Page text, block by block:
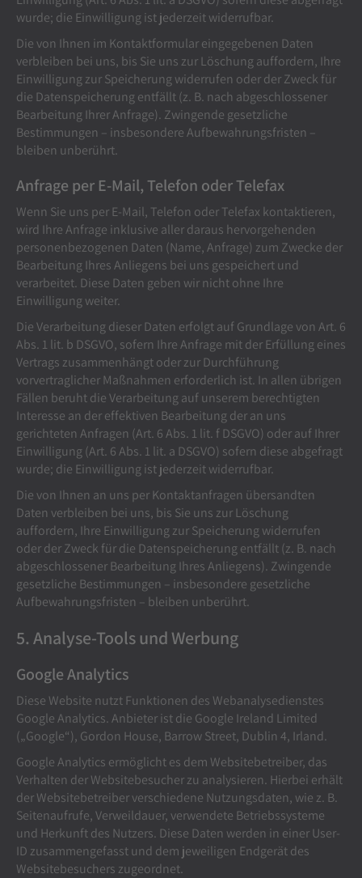
wurde; die Einwilligung ist jederzeit widerrufbar.
Die von Ihnen im Kontaktformular eingegebenen Daten
verbleiben bei uns, bis Sie uns zur Löschung auffordern, Ihre
Einwilligung zur Speicherung widerrufen oder der Zweck für
die Datenspeicherung entfällt (z. B. nach abgeschlossener
Bearbeitung Ihrer Anfrage). Zwingende gesetzliche
Bestimmungen – insbesondere Aufbewahrungsfristen –
bleiben unberührt.
Anfrage per E-Mail, Telefon oder Telefax
Wenn Sie uns per E-Mail, Telefon oder Telefax kontaktieren,
wird Ihre Anfrage inklusive aller daraus hervorgehenden
personenbezogenen Daten (Name, Anfrage) zum Zwecke der
Bearbeitung Ihres Anliegens bei uns gespeichert und
verarbeitet. Diese Daten geben wir nicht ohne Ihre
Einwilligung weiter.
Die Verarbeitung dieser Daten erfolgt auf Grundlage von Art. 6
Abs. 1 lit. b DSGVO, sofern Ihre Anfrage mit der Erfüllung eines
Vertrags zusammenhängt oder zur Durchführung
vorvertraglicher Maßnahmen erforderlich ist. In allen übrigen
Fällen beruht die Verarbeitung auf unserem berechtigten
Interesse an der effektiven Bearbeitung der an uns
gerichteten Anfragen (Art. 6 Abs. 1 lit. f DSGVO) oder auf Ihrer
Einwilligung (Art. 6 Abs. 1 lit. a DSGVO) sofern diese abgefragt
wurde; die Einwilligung ist jederzeit widerrufbar.
Die von Ihnen an uns per Kontaktanfragen übersandten
Daten verbleiben bei uns, bis Sie uns zur Löschung
auffordern, Ihre Einwilligung zur Speicherung widerrufen
oder der Zweck für die Datenspeicherung entfällt (z. B. nach
abgeschlossener Bearbeitung Ihres Anliegens). Zwingende
gesetzliche Bestimmungen – insbesondere gesetzliche
Aufbewahrungsfristen – bleiben unberührt.
5. Analyse-Tools und Werbung
Google Analytics
Diese Website nutzt Funktionen des Webanalysedienstes
Google Analytics. Anbieter ist die Google Ireland Limited
(„Google“), Gordon House, Barrow Street, Dublin 4, Irland.
Google Analytics ermöglicht es dem Websitebetreiber, das
Verhalten der Websitebesucher zu analysieren. Hierbei erhält
der Websitebetreiber verschiedene Nutzungsdaten, wie z. B.
Seitenaufrufe, Verweildauer, verwendete Betriebssysteme
und Herkunft des Nutzers. Diese Daten werden in einer User-
ID zusammengefasst und dem jeweiligen Endgerät des
Websitebesuchers zugeordnet.